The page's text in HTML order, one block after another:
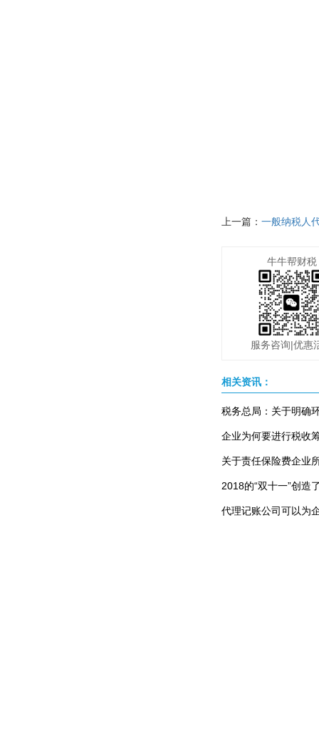
上一篇： 一般纳税人
牛牛帮财税
服务咨询|优惠
相关资讯：
企业为何要进行税收
关于责任保险费企业
2018的“双十一”创造
代理记账公司可以为